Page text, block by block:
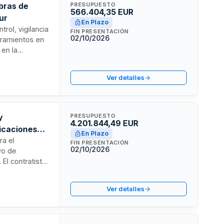
de
vigilancia
en
la
PRESUPUESTO
566.404,35 EUR
En Plazo
FIN PRESENTACIÓN
02/10/2026
Ver detalles
el
de
contratista
PRESUPUESTO
4.201.844,49 EUR
En Plazo
FIN PRESENTACIÓN
02/10/2026
Ver detalles